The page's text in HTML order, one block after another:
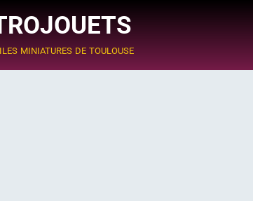
miniatures de toulouse